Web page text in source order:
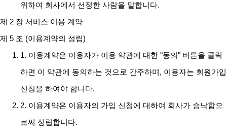
위하여 회사에서 선정한 사람을 말합니다.
제 2 장 서비스 이용 계약
제 5 조 (이용계약의 성립)
1. 이용계약은 이용자가 이용 약관에 대한 "동의" 버튼을 클릭
하면 이 약관에 동의하는 것으로 간주하며, 이용자는 회원가입
신청을 하여야 합니다.
2. 이용계약은 이용자의 가입 신청에 대하여 회사가 승낙함으
로써 성립합니다.